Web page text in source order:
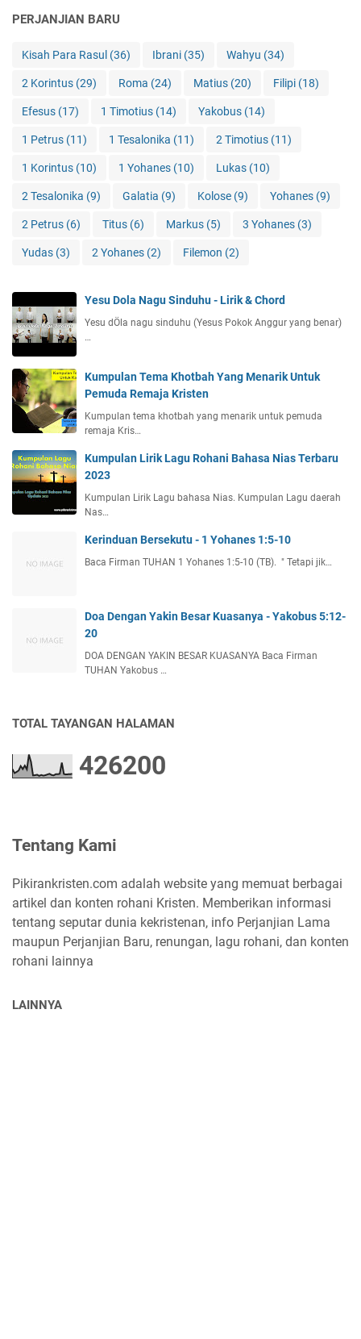
PERJANJIAN BARU
Kisah Para Rasul (36) Ibrani (35) Wahyu (34)
2 Korintus (29) Roma (24) Matius (20) Filipi (18)
Efesus (17) 1 Timotius (14) Yakobus (14)
1 Petrus (11) 1 Tesalonika (11) 2 Timotius (11)
1 Korintus (10) 1 Yohanes (10) Lukas (10)
2 Tesalonika (9) Galatia (9) Kolose (9) Yohanes (9)
2 Petrus (6) Titus (6) Markus (5) 3 Yohanes (3)
Yudas (3) 2 Yohanes (2) Filemon (2)
Yesu Dola Nagu Sinduhu - Lirik & Chord
Yesu dÖla nagu sinduhu (Yesus Pokok Anggur yang benar)
…
Kumpulan Tema Khotbah Yang Menarik Untuk
Pemuda Remaja Kristen
Kumpulan tema khotbah yang menarik untuk pemuda
remaja Kris…
Kumpulan Lirik Lagu Rohani Bahasa Nias Terbaru
2023
Kumpulan Lirik Lagu bahasa Nias. Kumpulan Lagu daerah
Nas…
Kerinduan Bersekutu - 1 Yohanes 1:5-10
Baca Firman TUHAN 1 Yohanes 1:5-10 (TB). " Tetapi jik…
Doa Dengan Yakin Besar Kuasanya - Yakobus 5:12-
20
DOA DENGAN YAKIN BESAR KUASANYA Baca Firman
TUHAN Yakobus …
TOTAL TAYANGAN HALAMAN
426200
Tentang Kami
Pikirankristen.com adalah website yang memuat berbagai
artikel dan konten rohani Kristen. Memberikan informasi
tentang seputar dunia kekristenan, info Perjanjian Lama
maupun Perjanjian Baru, renungan, lagu rohani, dan konten
rohani lainnya
LAINNYA